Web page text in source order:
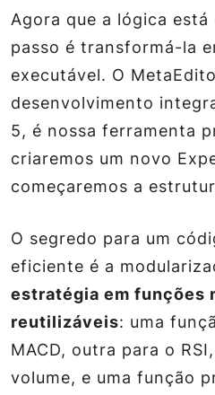
Agora que a lógica
passo é transformá-la
executável. O
desenvolvimento
5, é nossa ferramenta
criaremos um novo
começaremos a
O segredo para um
eficiente é a
estratégia em funções
reutilizáveis: uma
MACD, outra para o
volume, e uma função